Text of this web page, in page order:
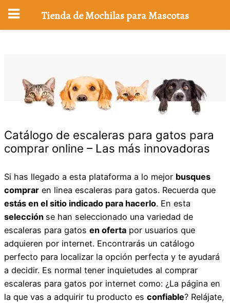
Catálogo de escaleras para gatos para
comprar online – Las más innovadoras
Si has llegado a esta plataforma a lo mejor busques
comprar en linea escaleras para gatos. Recuerda que
estás en el sitio indicado para hacerlo. En esta
selección se han seleccionado una variedad de
escaleras para gatos en oferta por usuarios que
adquieren por internet. Encontrarás un catálogo
perfecto para localizar la opción perfecta y te ayudará
a decidir. Es normal tener inquietudes al comprar
escaleras para gatos por internet como: ¿La página en
la que vas a adquirir tu producto es confiable? Relájate,
Tienda de Mochilas para Mascotas